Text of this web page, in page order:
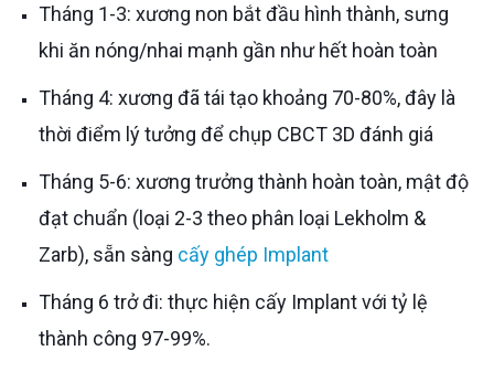
Tháng 1-3: xương non bắt đầu hình thành, sưng
khi ăn nóng/nhai mạnh gần như hết hoàn toàn
Tháng 4: xương đã tái tạo khoảng 70-80%, đây là
thời điểm lý tưởng để chụp CBCT 3D đánh giá
Tháng 5-6: xương trưởng thành hoàn toàn, mật độ
đạt chuẩn (loại 2-3 theo phân loại Lekholm &
Zarb), sẵn sàng cấy ghép Implant
Tháng 6 trở đi: thực hiện cấy Implant với tỷ lệ
thành công 97-99%.